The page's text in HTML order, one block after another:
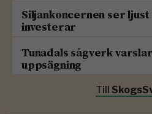
Siljankoncernen ser
investerar
Tunadals sågverk
uppsägning
Till